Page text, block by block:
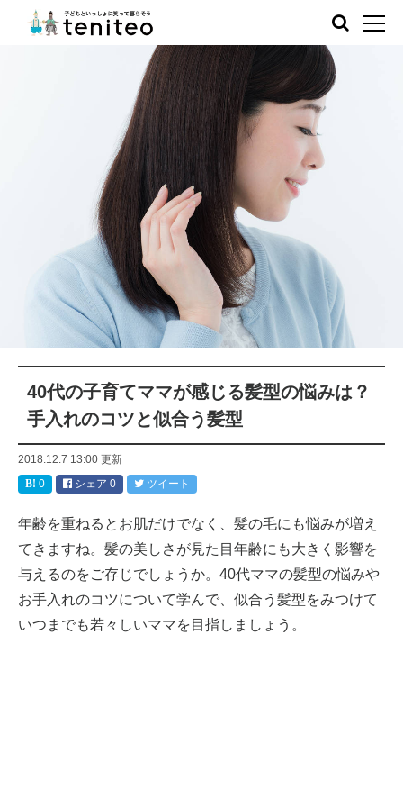
40代の子育てママが感じる髪型の悩みは？
手入れのコツと似合う髪型
2018.12.7 13:00 更新
0
シェア 0 ツイート
年齢を重ねるとお肌だけでなく、髪の毛にも悩みが増え
てきますね。髪の美しさが見た目年齢にも大きく影響を
与えるのをご存じでしょうか。40代ママの髪型の悩みや
お手入れのコツについて学んで、似合う髪型をみつけて
いつまでも若々しいママを目指しましょう。